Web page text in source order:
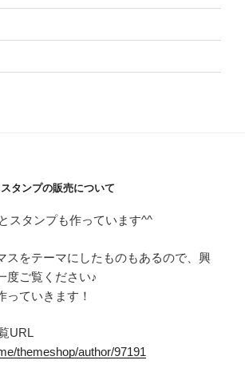
タンプの販売について
スタンプも作っています^^
スをテーマにしたものもあるので、興
度ご覧ください♪
っていきます！
URL
themeshop/author/97191